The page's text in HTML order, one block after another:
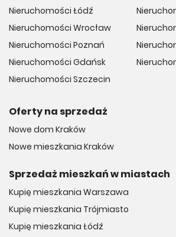
Nieruchomości Łódź
Nieruchomości Wrocław
Nieruchomości Poznań
Nieruchomości Gdańsk
Nieruchomości Szczecin
Oferty na sprzedaż
Nowe dom Kraków
Nowe mieszkania Kraków
Sprzedaż mieszkań w miastach
Kupię mieszkania Warszawa
Kupię mieszkania Trójmiasto
Kupię mieszkania Łódź